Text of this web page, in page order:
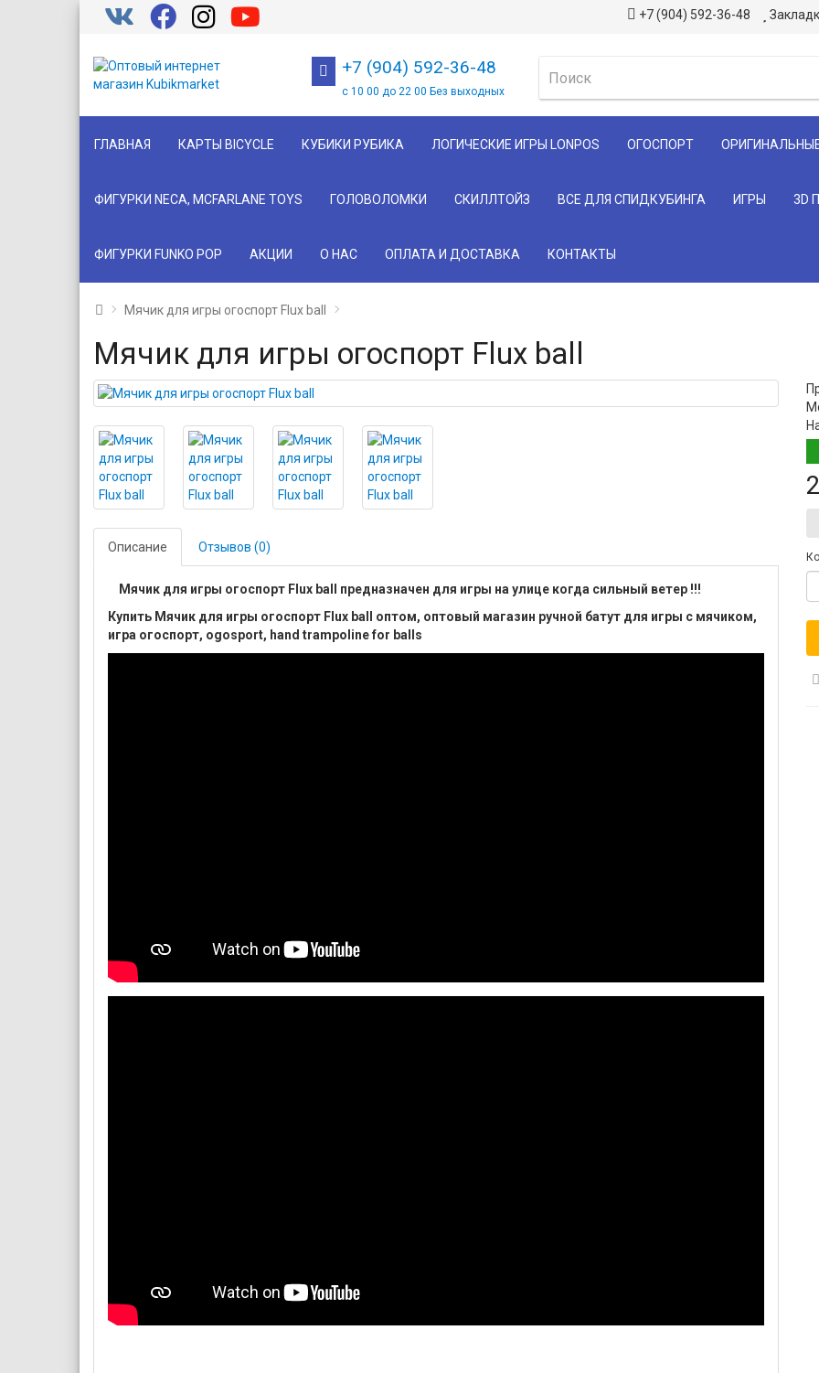
+7 (904) 592-36-48
+7 (904) 592-36-48
с 10 00 до 22 00 Без выходных
ГЛАВНАЯ КАРТЫ BICYCLE КУБИКИ РУБИКА ЛОГИЧЕСКИЕ ИГРЫ LONPOS ОГОСПОРТ
ФИГУРКИ NECA, MCFARLANE TOYS ГОЛОВОЛОМКИ СКИЛЛТОЙЗ ВСЕ ДЛЯ СПИДКУБИНГА ИГРЫ 3D
ФИГУРКИ FUNKO POP АКЦИИ О НАС ОПЛАТА И ДОСТАВКА КОНТАКТЫ
Мячик для игры огоспорт Flux ball
Мячик для игры огоспорт Flux ball
Описание Отзывов (0)
Мячик для игры огоспорт Flux ball предназначен для игры на улице когда сильный ветер !!!
Купить Мячик для игры огоспорт Flux ball оптом, оптовый магазин ручной батут для игры с мячиком,
игра огоспорт, ogosport, hand trampoline for balls